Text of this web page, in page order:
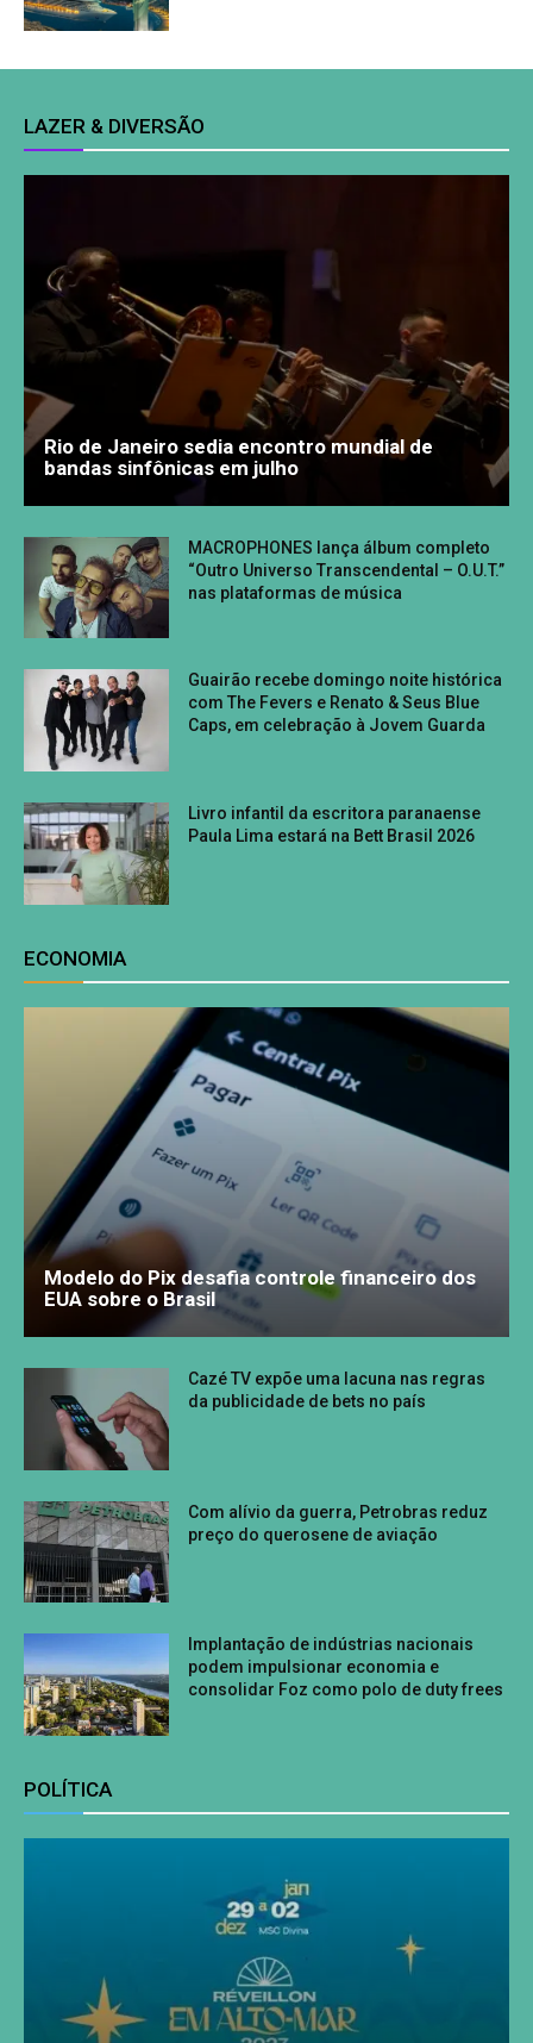
LAZER & DIVERSÃO
Rio de Janeiro sedia encontro mundial de
bandas sinfônicas em julho
MACROPHONES lança álbum completo
“Outro Universo Transcendental – O.U.T.”
nas plataformas de música
Guairão recebe domingo noite histórica
com The Fevers e Renato & Seus Blue
Caps, em celebração à Jovem Guarda
Livro infantil da escritora paranaense
Paula Lima estará na Bett Brasil 2026
ECONOMIA
Modelo do Pix desafia controle financeiro dos
EUA sobre o Brasil
Cazé TV expõe uma lacuna nas regras
da publicidade de bets no país
Com alívio da guerra, Petrobras reduz
preço do querosene de aviação
Implantação de indústrias nacionais
podem impulsionar economia e
consolidar Foz como polo de duty frees
POLÍTICA